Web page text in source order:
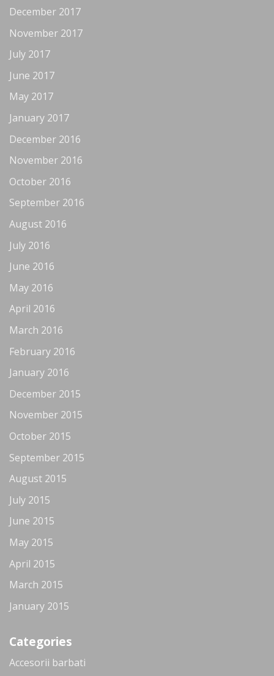
December 2017
November 2017
July 2017
June 2017
May 2017
January 2017
December 2016
November 2016
October 2016
September 2016
August 2016
July 2016
June 2016
May 2016
April 2016
March 2016
February 2016
January 2016
December 2015
November 2015
October 2015
September 2015
August 2015
July 2015
June 2015
May 2015
April 2015
March 2015
January 2015
Categories
Accesorii barbati